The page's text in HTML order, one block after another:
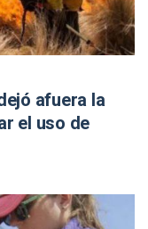
afuera la
el uso de